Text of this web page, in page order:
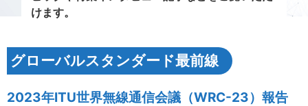
掲載月毎記事
けます。
グローバルスタンダード最前線
2023年ITU世界無線通信会議（WRC-23）報告